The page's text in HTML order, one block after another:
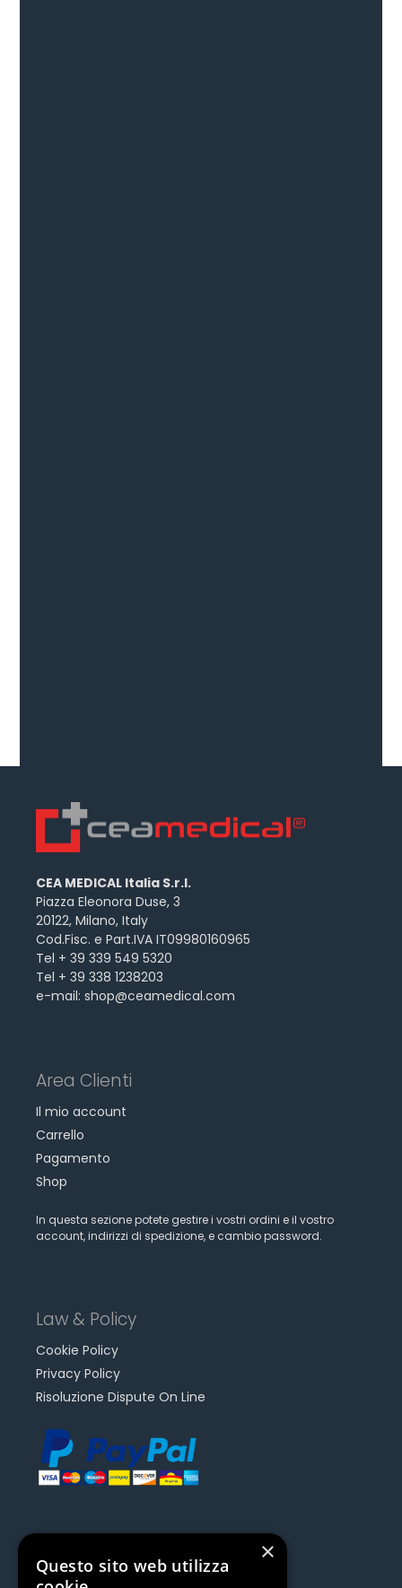
CEA MEDICAL Italia S.r.l.
Piazza Eleonora Duse, 3
20122, Milano, Italy
Cod.Fisc. e Part.IVA IT09980160965
Tel + 39 339 549 5320
Tel + 39 338 1238203
e-mail: shop@ceamedical.com
Area Clienti
Il mio account
Carrello
Pagamento
Shop
In questa sezione potete gestire i vostri ordini e il vostro
account, indirizzi di spedizione, e cambio password.
Law & Policy
Cookie Policy
Privacy Policy
Risoluzione Dispute On Line
Be Social | Follow Us
×
Questo sito web utilizza